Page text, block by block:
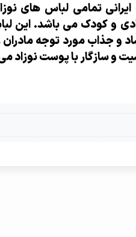
ایرانی تمامی لباس های
و کودک می باشد. این
جذاب مورد توجه مادران
و سازگار با پوست نوزاد